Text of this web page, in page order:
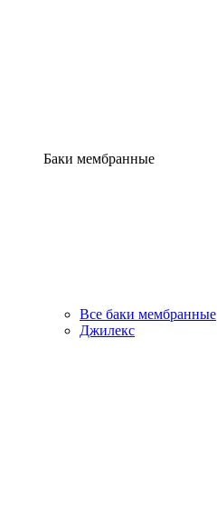
Баки мембранные
Все баки мембранные
Джилекс